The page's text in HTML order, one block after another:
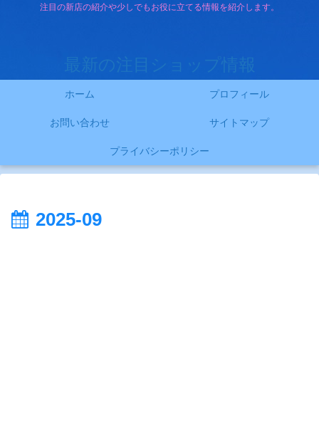
注目の新店の紹介や少しでもお役に立てる情報を紹介します。
最新の注目ショップ情報
ホーム プロフィール
お問い合わせ サイトマップ
プライバシーポリシー
2025-09